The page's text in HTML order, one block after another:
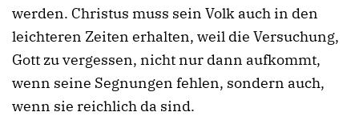
werden. Christus muss sein Volk auch in den
leichteren Zeiten erhalten, weil die Versuchung,
Gott zu vergessen, nicht nur dann aufkommt,
wenn seine Segnungen fehlen, sondern auch,
wenn sie reichlich da sind.